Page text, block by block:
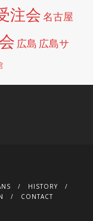
注会名古屋
広島 広島サ
HISTORY
CONTACT